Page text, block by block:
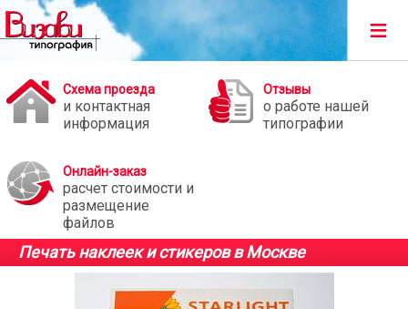
≡
Схема проезда
и контактная
информация
Отзывы
о работе нашей
типографии
Онлайн-заказ
расчет стоимости и
размещение
файлов
Печать наклеек и стикеров в Москве